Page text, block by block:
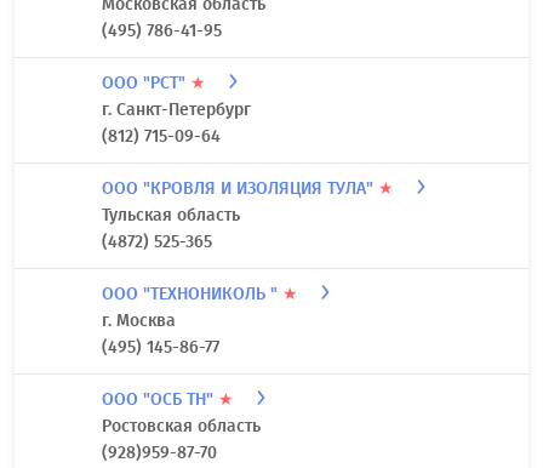
Московская область
(495) 786-41-95
ООО "РСТ" ★
г. Санкт-Петербург
(812) 715-09-64
ООО "КРОВЛЯ И ИЗОЛЯЦИЯ ТУЛА" ★
Тульская область
(4872) 525-365
ООО "ТЕХНОНИКОЛЬ " ★
г. Москва
(495) 145-86-77
ООО "ОСБ ТН" ★
Ростовская область
(928)959-87-70